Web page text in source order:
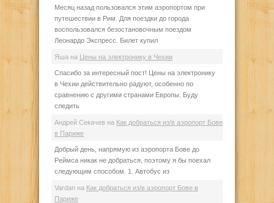
Месяц назад пользовался этим аэропортом при
путешествии в Рим. Для поездки до города
воспользовался безостановочным поездом
Леонардо Экспресс. Билет купил
Яша на Цены на электронику в Чехии
Спасибо за интересный пост! Цены на электронику
в Чехии действительно радуют, особенно по
сравнению с другими странами Европы. Буду
следить
Андрей Секачев на Как добраться из/в аэропорт Бове
в Париже
Добрый день, напрямую из аэропорта Бове до
Реймса никак не добраться, поэтому я бы поехал
следующим способом. 1. Автобус из
Vardan на Как добраться из/в аэропорт Бове в
Париже